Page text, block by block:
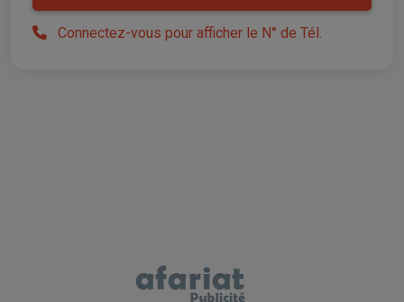
Connectez-vous pour afficher le N° de Tél.